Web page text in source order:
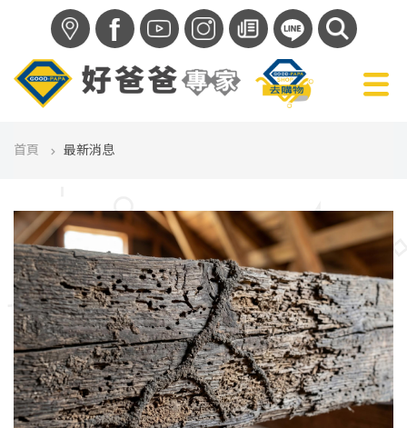
f
首頁 最新消息